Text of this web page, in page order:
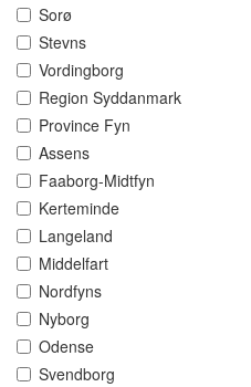
Sorø
Stevns
Vordingborg
Region Syddanmark
Province Fyn
Assens
Faaborg-Midtfyn
Kerteminde
Langeland
Middelfart
Nordfyns
Nyborg
Odense
Svendborg